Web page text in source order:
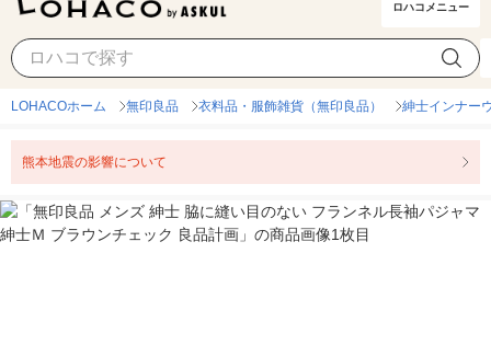
ロハコメニュー
LOHACOホーム 無印良品 衣料品・服飾雑貨（無印良品） 紳士インナー
熊本地震の影響について